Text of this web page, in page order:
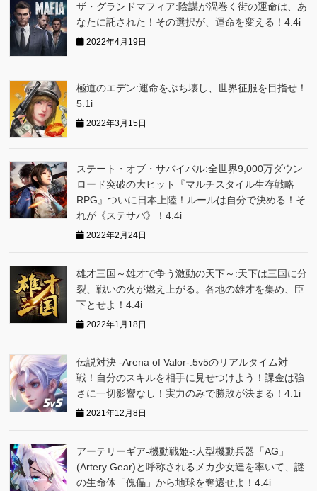
ザ・グランドマフィア:陰謀が渦巻く街の運命は、あ
なたに託された！その選択が、運命を変える！4.4i
2022年4月19日
極道のエデン:運命をぶち壊し、世界征服を目指せ！
5.1i
2022年3月15日
ステート・オブ・サバイバル:全世界9,000万ダウン
ロード突破の大ヒット『マルチスタイル生存戦略
RPG』ついに日本上陸！ルールは自分で決める！そ
れが《ステサバ》！4.4i
2022年2月24日
雄才三国～雄才で争う激動の天下～:天下は三国に分
裂、戦いの火が燃え上がる。各地の雄才を集め、臣
下とせよ！4.4i
2022年1月18日
伝説対決 -Arena of Valor-:5v5のリアルタイム対
戦！自分のスキルを相手に見せつけよう！課金は強
さに一切影響なし！実力のみで勝敗が決まる！4.1i
2021年12月8日
アーテリーギア-機動戦姫-:人型機動兵器「AG」
(Artery Gear)と呼称されるメカ少女達を率いて、謎
の生命体「傀儡」から地球を奪還せよ！4.4i